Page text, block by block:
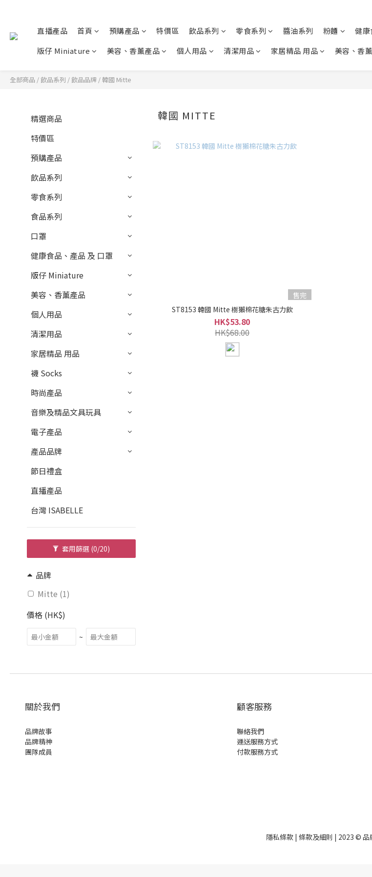
直播產品 首頁 預購產品 特價區 飲品系列 零食系列 醬油系列 粉麵
健康
版仔 Miniature
美容、香薰產品 個人用品 清潔用品 家居精品 用品 美容、香
全部商品 /飲品系列 /飲品品牌 /韓國 Mitte
精選商品
特價區
預購產品
飲品系列
零食系列
食品系列
口罩
健康食品、產品 及 口罩
版仔 Miniature
美容、香薰產品
個人用品
清潔用品
家居精品 用品
襪 Socks
時尚產品
音樂及精品文具玩具
電子產品
產品品牌
節日禮盒
直播產品
台灣 ISABELLE
套用篩選 (0/20)
品牌
Mitte (1)
價格 (HK$)
~
韓國 MITTE
售完
ST8153 韓國 Mitte 樹獺棉花糖朱古力飲
HK$53.80
HK$68.00
關於我們
品牌故事
品牌精神
團隊成員
顧客服務
聯絡我們
運送服務方式
付款服務方式
隱私條款 | 條款及細則 | 2023 © 品